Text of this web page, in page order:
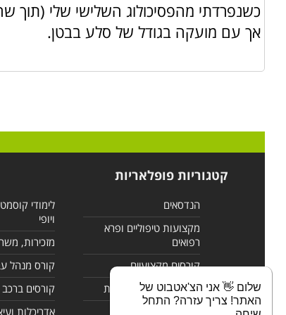
ויהוו חלק בלתי נפרד מהאישיות.
לרשימה זו קיימים קורסים רבים במסגרת
כשנפרדתי מהפסיכולוג השלישי שלי (תוך
אך עם מועקה בגודל של סלע בבטן.
קטגוריות פופלאריות
הנדסאים
מקצועות טיפוליים ופרא
רפואים
קורסים מקצועיים
לימודי מחשבים ורשתות
לימודי
ויופי
מזכירות,
קורס מנהל
קורסים ברכב
אדריכלות
שלום 👋 אני הצ'אטבוט של
האתר! צריך עזרה? התחל